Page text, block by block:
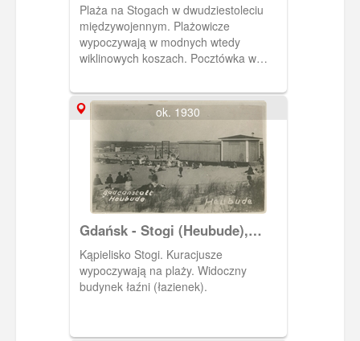
Plaża na Stogach w dwudziestoleciu
międzywojennym. Plażowicze
wypoczywają w modnych wtedy
wiklinowych koszach. Pocztówka w
ok. 1930
Gdańsk - Stogi (Heubude),
łaźnia na plaży (Badeanstalt)
Kąpielisko Stogi. Kuracjusze
wypoczywają na plaży. Widoczny
budynek łaźni (łazienek).